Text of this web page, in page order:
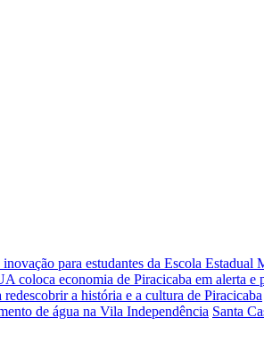
para estudantes da Escola Estadual
coloca economia de Piracicaba em alerta e
a história e a cultura de Piracicaba
de água na Vila Independência Santa